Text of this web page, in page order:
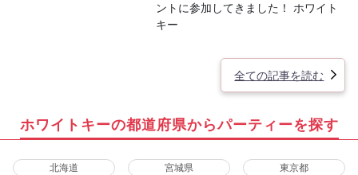
ントに参加してきました！ ホワイト
キー
全ての記事を読む
ホワイトキーの都道府県からパーティーを探す
北海道 宮城県 東京都